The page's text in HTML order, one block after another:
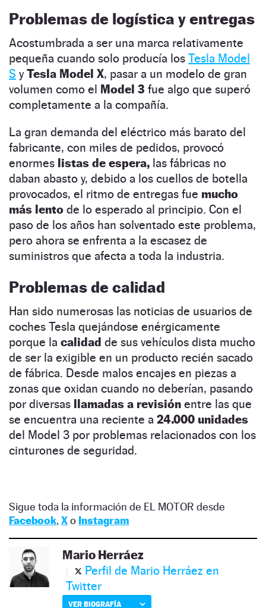
Problemas de logística y entregas
Acostumbrada a ser una marca relativamente
pequeña cuando solo producía los Tesla Model
S yTesla Model X, pasar a un modelo de gran
volumen como el Model 3 fue algo que superó
completamente a la compañía.
La gran demanda del eléctrico más barato del
fabricante, con miles de pedidos, provocó
enormes listas de espera, las fábricas no
daban abasto y, debido a los cuellos de botella
provocados, el ritmo de entregas fue mucho
más lento de lo esperado al principio. Con el
paso de los años han solventado este problema,
pero ahora se enfrenta a la escasez de
suministros que afecta a toda la industria.
Problemas de calidad
Han sido numerosas las noticias de usuarios de
coches Tesla quejándose enérgicamente
porque la calidad de sus vehículos dista mucho
de ser la exigible en un producto recién sacado
de fábrica. Desde malos encajes en piezas a
zonas que oxidan cuando no deberían, pasando
por diversas llamadas a revisión entre las que
se encuentra una reciente a 24.000 unidades
del Model 3 por problemas relacionados con los
cinturones de seguridad.
Sigue toda la información de EL MOTOR desde
Facebook, Xo Instagram
Mario Herráez
Perfil de Mario Herráez en
Twitter
VER BIOGRAFÍA